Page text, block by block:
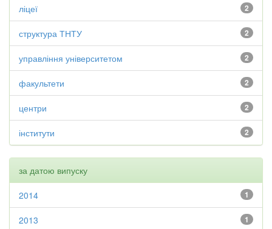
2
ліцеї
2
структура ТНТУ
2
управління університетом
2
факультети
2
центри
2
інститути
за датою випуску
1
2014
1
2013